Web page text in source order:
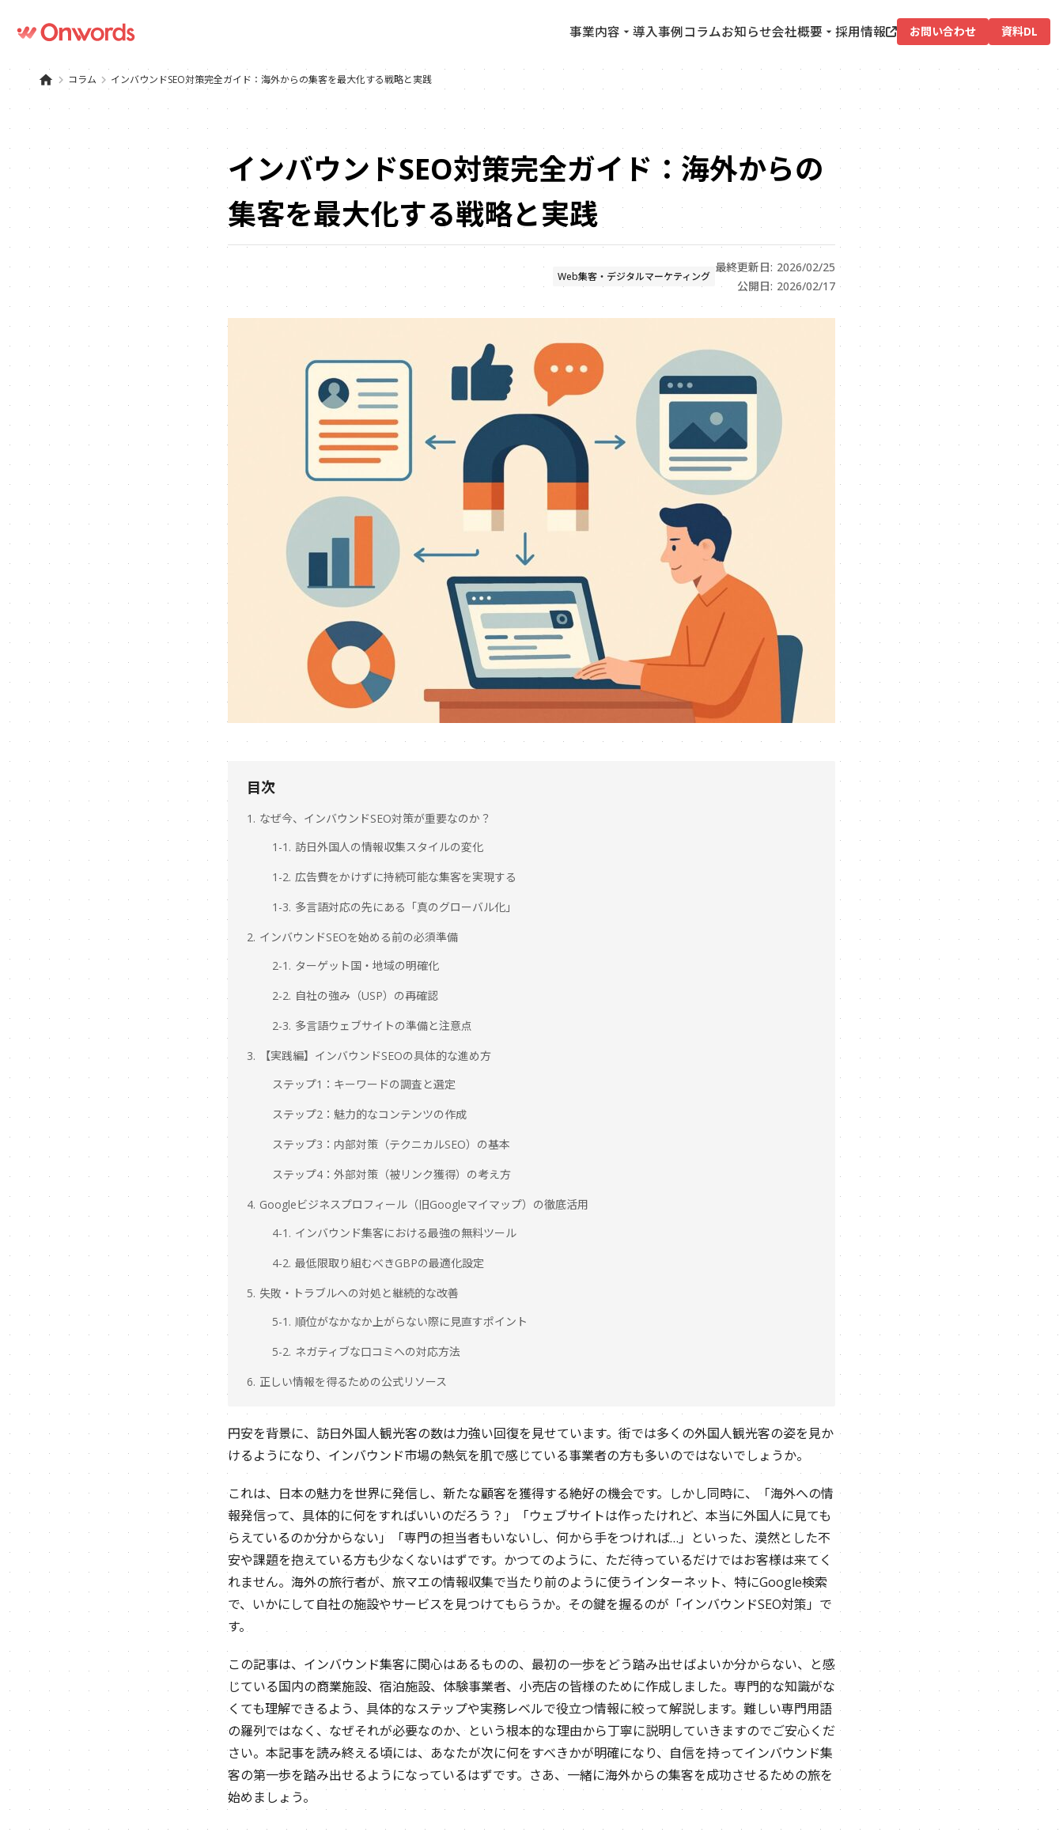
事業内容 導入事例コラムお知らせ会社概要 採用情報 お問い合わせ 資料DL
home keyboard_arrow_right コラム keyboard_arrow_right インバウンドSEO対策完全ガイド：海外からの集客を最大化する戦略と実践
インバウンドSEO対策完全ガイド：海外からの
集客を最大化する戦略と実践
Web集客・デジタルマーケティング
最終更新日: 2026/02/25
公開日: 2026/02/17
目次
1. なぜ今、インバウンドSEO対策が重要なのか？
1-1. 訪日外国人の情報収集スタイルの変化
1-2. 広告費をかけずに持続可能な集客を実現する
1-3. 多言語対応の先にある「真のグローバル化」
2. インバウンドSEOを始める前の必須準備
2-1. ターゲット国・地域の明確化
2-2. 自社の強み（USP）の再確認
2-3. 多言語ウェブサイトの準備と注意点
3. 【実践編】インバウンドSEOの具体的な進め方
ステップ1：キーワードの調査と選定
ステップ2：魅力的なコンテンツの作成
ステップ3：内部対策（テクニカルSEO）の基本
ステップ4：外部対策（被リンク獲得）の考え方
4. Googleビジネスプロフィール（旧Googleマイマップ）の徹底活用
4-1. インバウンド集客における最強の無料ツール
4-2. 最低限取り組むべきGBPの最適化設定
5. 失敗・トラブルへの対処と継続的な改善
5-1. 順位がなかなか上がらない際に見直すポイント
5-2. ネガティブな口コミへの対応方法
6. 正しい情報を得るための公式リソース
円安を背景に、訪日外国人観光客の数は力強い回復を見せています。街では多くの外国人観光客の姿を見か
けるようになり、インバウンド市場の熱気を肌で感じている事業者の方も多いのではないでしょうか。
これは、日本の魅力を世界に発信し、新たな顧客を獲得する絶好の機会です。しかし同時に、「海外への情
報発信って、具体的に何をすればいいのだろう？」「ウェブサイトは作ったけれど、本当に外国人に見ても
らえているのか分からない」「専門の担当者もいないし、何から手をつければ…」といった、漠然とした不
安や課題を抱えている方も少なくないはずです。かつてのように、ただ待っているだけではお客様は来てく
れません。海外の旅行者が、旅マエの情報収集で当たり前のように使うインターネット、特にGoogle検索
で、いかにして自社の施設やサービスを見つけてもらうか。その鍵を握るのが「インバウンドSEO対策」で
す。
この記事は、インバウンド集客に関心はあるものの、最初の一歩をどう踏み出せばよいか分からない、と感
じている国内の商業施設、宿泊施設、体験事業者、小売店の皆様のために作成しました。専門的な知識がな
くても理解できるよう、具体的なステップや実務レベルで役立つ情報に絞って解説します。難しい専門用語
の羅列ではなく、なぜそれが必要なのか、という根本的な理由から丁寧に説明していきますのでご安心くだ
さい。本記事を読み終える頃には、あなたが次に何をすべきかが明確になり、自信を持ってインバウンド集
客の第一歩を踏み出せるようになっているはずです。さあ、一緒に海外からの集客を成功させるための旅を
始めましょう。